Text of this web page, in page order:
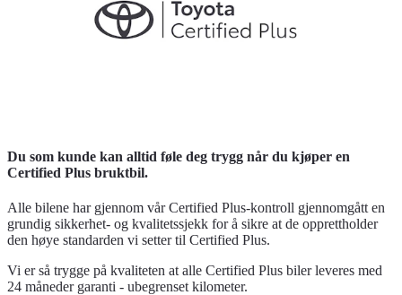
Du som kunde kan alltid føle deg trygg når du kjøper en
Certified Plus bruktbil.
Alle bilene har gjennom vår Certified Plus-kontroll gjennomgått en
grundig sikkerhet- og kvalitetssjekk for å sikre at de opprettholder
den høye standarden vi setter til Certified Plus.
Vi er så trygge på kvaliteten at alle Certified Plus biler leveres med
24 måneder garanti - ubegrenset kilometer.